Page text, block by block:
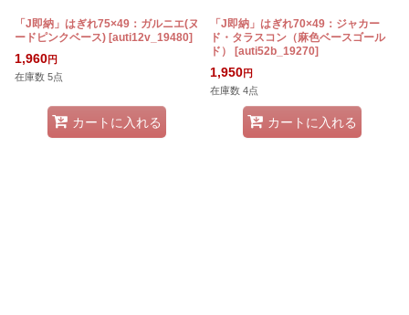
「J即納」はぎれ75×49：ガルニエ(ヌ
ードピンクベース) [auti12v_19480]
1,960円
在庫数 5点
カートに入れる
「J即納」はぎれ70×49：ジャカー
ド・タラスコン（麻色ベースゴール
ド）
[auti52b_19270]
1,950円
在庫数 4点
カートに入れる